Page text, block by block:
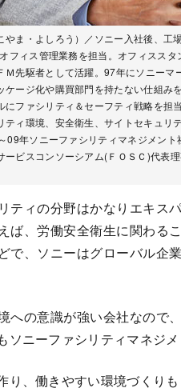
やま・よしろう）／ソニー入社後、工
フィス管理業務を担当。オフィスス
Ｍ先駆者として活躍。97年にソニー
ケージ化や購買部門を持たない仕組み
にファシリティ＆セーフティ戦略を
ティ環境、安全衛生、サイトセキュリ
09年ソニーファシリティマネジメン
ービスコンソーシアム(ＦＯＳＣ)代表
ティの分野はかなりエキス
ば、労働安全衛生に関わる
で、ソニーはグローバル企
への意識が強い会社なので
ソニーファシリティマネジ
、働きやすい環境づくり